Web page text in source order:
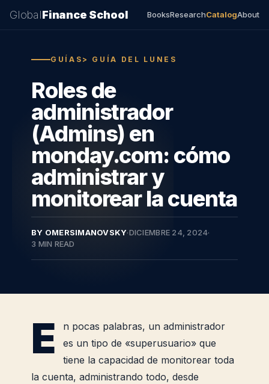
GlobalFinance School BooksResearchCatalogAbout
GUÍAS> GUÍA DEL LUNES
Roles de
administrador
(Admins) en
monday.com: cómo
administrar y
monitorear la cuenta
BY OMERSIMANOVSKY·DICIEMBRE 24, 2024·
3 MIN READ
E
n pocas palabras, un administrador
es un tipo de «superusuario» que
tiene la capacidad de monitorear toda
la cuenta, administrando todo, desde